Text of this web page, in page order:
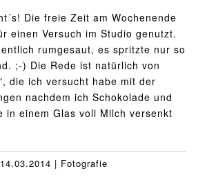
Die freie Zeit am Wochenende
einen Versuch im Studio genutzt.
rumgesaut, es spritzte nur so
;-) Die Rede ist natürlich von
die ich versucht habe mit der
nachdem ich Schokolade und
in einem Glas voll Milch versenkt
14.03.2014 | Fotografie